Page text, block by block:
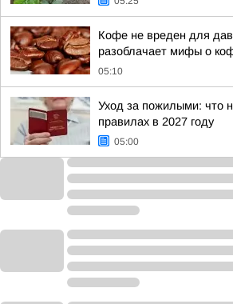
Кофе не вреден для
разоблачает мифы о
05:10
Уход за пожилыми: что
правилах в 2027 году
05:00